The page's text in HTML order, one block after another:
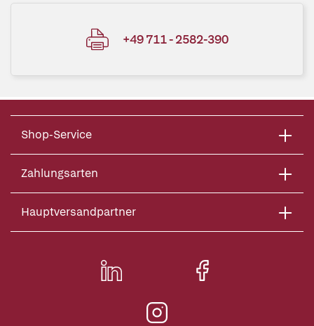
+49 711 - 2582-390
Shop-Service
Zahlungsarten
Hauptversandpartner